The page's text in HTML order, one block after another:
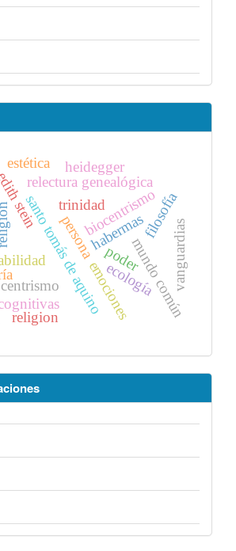
stein
persona
santo tomás de aquino
trinidad
ecología
biocentrismo
relectura genealógica
mundo común
emociones
filosofía
heidegger
vanguardias
estética
religion
habermas
poder